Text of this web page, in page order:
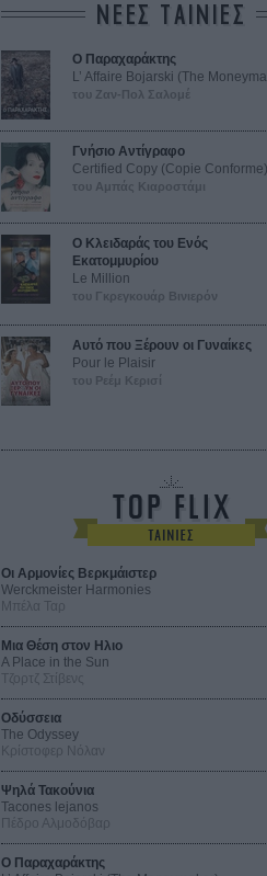
ΝΕΕΣ ΤΑΙΝΙΕΣ
Ο Παραχαράκτης
L’ Affaire Bojarski (The
του Ζαν-Πολ Σαλομέ
Γνήσιο Αντίγραφο
Certified Copy (Copie Conforme)
του Αμπάς Κιαροστάμι
Ο Κλειδαράς του Ενός
Εκατομμυρίου
Le Million
του Γκρεγκουάρ Βινιερόν
Αυτό που Ξέρουν οι Γυναίκες
Pour le Plaisir
του Ρεέμ Κερισί
Οι Αρμονίες Βερκμάιστερ
Werckmeister Harmonies
Μπέλα Ταρ
Μια Θέση στον Ηλιο
A Place in the Sun
Τζορτζ Στίβενς
Οδύσσεια
The Odyssey
Κρίστοφερ Νόλαν
Ψηλά Τακούνια
Tacones lejanos
Πέδρο Αλμοδόβαρ
Ο Παραχαράκτης